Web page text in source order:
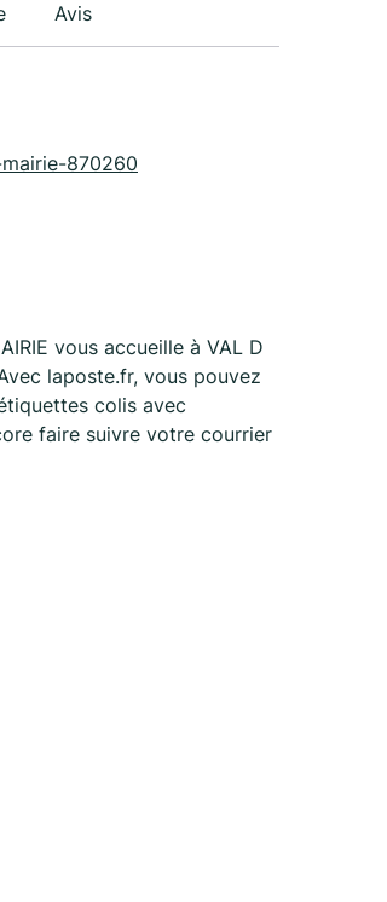
Avis
870260
vous accueille à VAL D
laposte.fr, vous pouvez
colis avec
faire suivre votre courrier